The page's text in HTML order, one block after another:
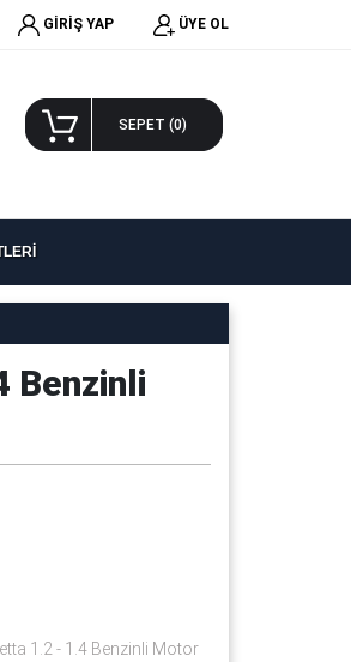
GİRİŞ YAP ÜYE OL
SEPET (0)
Benzinli
1.2 - 1.4 Benzinli Motor